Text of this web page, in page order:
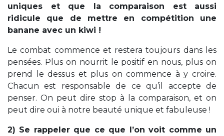
uniques et que la comparaison est aussi
ridicule que de mettre en compétition une
banane avec un kiwi !
Le combat commence et restera toujours dans les
pensées. Plus on nourrit le positif en nous, plus on
prend le dessus et plus on commence à y croire.
Chacun est responsable de ce qu’il accepte de
penser. On peut dire stop à la comparaison, et on
peut dire oui à notre beauté unique et fabuleuse !
2) Se rappeler que ce que l’on voit comme un